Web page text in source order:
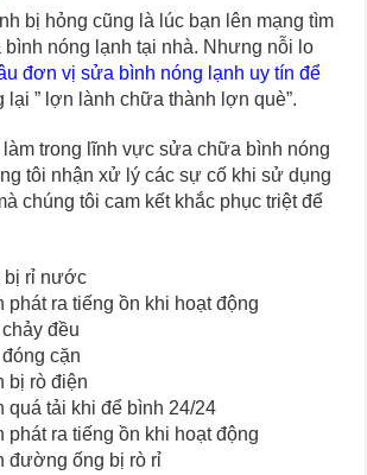
bị hỏng cũng là lúc bạn lên mạng tìm
nóng lạnh tại nhà. Nhưng nỗi lo
đơn vị sửa bình nóng lạnh uy tín để
lại ” lợn lành chữa thành lợn què”.
trong lĩnh vực sửa chữa bình nóng
tôi nhận xử lý các sự cố khi sử dụng
chúng tôi cam kết khắc phục triệt để
bị rỉ nước
phát ra tiếng ồn khi hoạt động
đều
cặn
bị rò điện
quá tải khi để bình 24/24
phát ra tiếng ồn khi hoạt động
đường ống bị rò rỉ